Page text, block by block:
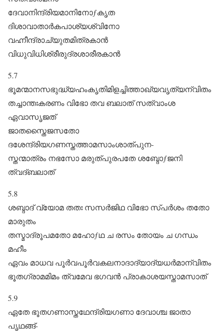
ദേവാനിന്ദ്രിയമാനിനോƒകൃത
ദിശാവാതാർകപാശ്യശ്വിനോ
വഹ്നീന്ദ്രാച്യുതമിത്രകാൻ
വിധുവിധിശ്രീരുദ്രശാരീരകാൻ
5.7
ഭൂമന്മാനസഭുദ്ധ്യഹംകൃതിമിളച്ചിത്താഖ്യവൃത്യന്വിതം
തച്ചാന്തഃകരണം വിഭോ തവ ബലാത്‌ സത്വാംശ
ഏവാസൃജത്‌
ജാതസ്തൈജസതോ
ദശേന്ദ്രിയഗണസ്തത്താമസാംശാത്പുന-
സ്തന്മാത്രം നഭസോ മരുത്പുരപതേ ശബ്ദോƒജനി
ത്വദ്ബലാത്‌
5.8
ശബ്ദാദ്‌ വ്യോമ തതഃ സസർജിഥ വിഭോ സ്പർശം തതോ
മാരുതം
തസ്മാദ്രൂപമതോ മഹോƒഥ ച രസം തോയം ച ഗന്ധം
മഹീം
ഏവം മാധവ പൂർവപൂർവകലനാദാദ്യാദ്യധർമാന്വിതം
ഭൂതഗ്രാമമിമം ത്വമേവ ഭഗവൻ പ്രാകാശയസ്താമസാത്‌
5.9
ഏതേ ഭൂതഗണാസ്തഥേന്ദ്രിയഗണാ ദേവാശ്ച ജാതാ
പൃഥങ്ങ്‌-